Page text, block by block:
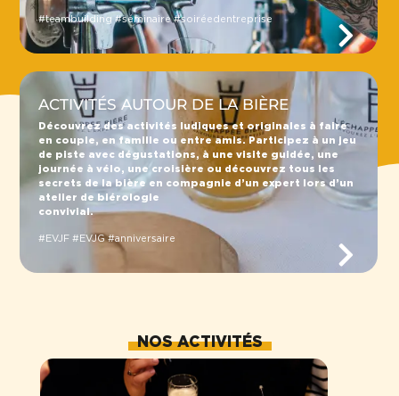
#teambuilding #séminaire #soiréedentreprise
ACTIVITÉS AUTOUR DE LA BIÈRE
Découvrez des activités ludiques et originales à faire
en couple, en famille ou entre amis. Participez à un jeu
de piste avec dégustations, à une visite guidée, une
journée à vélo, une croisière ou découvrez tous les
secrets de la bière en compagnie d’un expert lors d’un
atelier de biérologie
convivial.
#EVJF #EVJG #anniversaire
NOS ACTIVITÉS